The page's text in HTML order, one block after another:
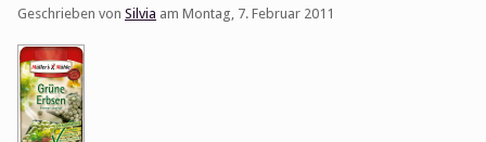
Geschrieben von Silvia am Montag, 7. Februar 2011